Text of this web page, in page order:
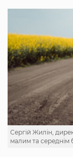
Сергій Жилін,
малим та середнім